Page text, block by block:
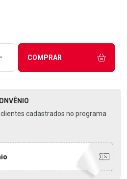
AUMENTAR UMA UNIDADE
COMPRAR
clientes cadastrados no programa